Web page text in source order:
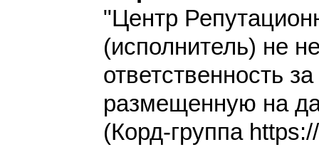
"Центр
(исполнитель) не
ответственность
размещенную на
(Корд-группа